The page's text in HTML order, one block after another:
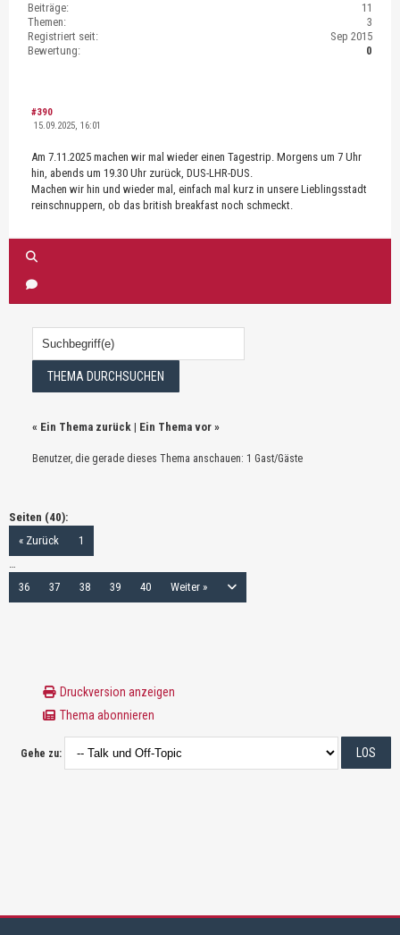
Beiträge:
11
Themen:
3
Registriert seit:
Sep 2015
Bewertung:
0
#390
15.09.2025, 16:01
Am 7.11.2025 machen wir mal wieder einen Tagestrip. Morgens um 7 Uhr
hin, abends um 19.30 Uhr zurück, DUS-LHR-DUS.
Machen wir hin und wieder mal, einfach mal kurz in unsere Lieblingsstadt
reinschnuppern, ob das british breakfast noch schmeckt.
« Ein Thema zurück | Ein Thema vor »
Benutzer, die gerade dieses Thema anschauen: 1 Gast/Gäste
Seiten (40):
« Zurück
1
…
36
37 38 39 40 Weiter »
Druckversion anzeigen
Thema abonnieren
Gehe zu: